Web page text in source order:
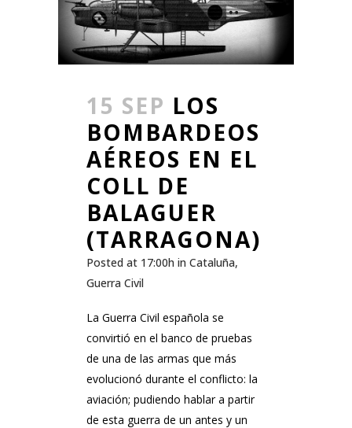
15 SEP LOS
BOMBARDEOS
AÉREOS EN EL
COLL DE
BALAGUER
(TARRAGONA)
Posted at 17:00h in Cataluña,
Guerra Civil
La Guerra Civil española se
convirtió en el banco de pruebas
de una de las armas que más
evolucionó durante el conflicto: la
aviación; pudiendo hablar a partir
de esta guerra de un antes y un